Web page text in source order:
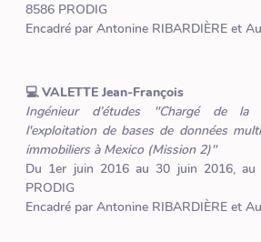
8586 PRODIG
Encadré par Antonine RIBARDIÈRE et
💻 VALETTE Jean-François
Ingénieur d’études "Chargé de
l'exploitation de bases de données
immobiliers à Mexico (Mission 2)"
Du 1er juin 2016 au 30 juin 2016, au
PRODIG
Encadré par Antonine RIBARDIÈRE et